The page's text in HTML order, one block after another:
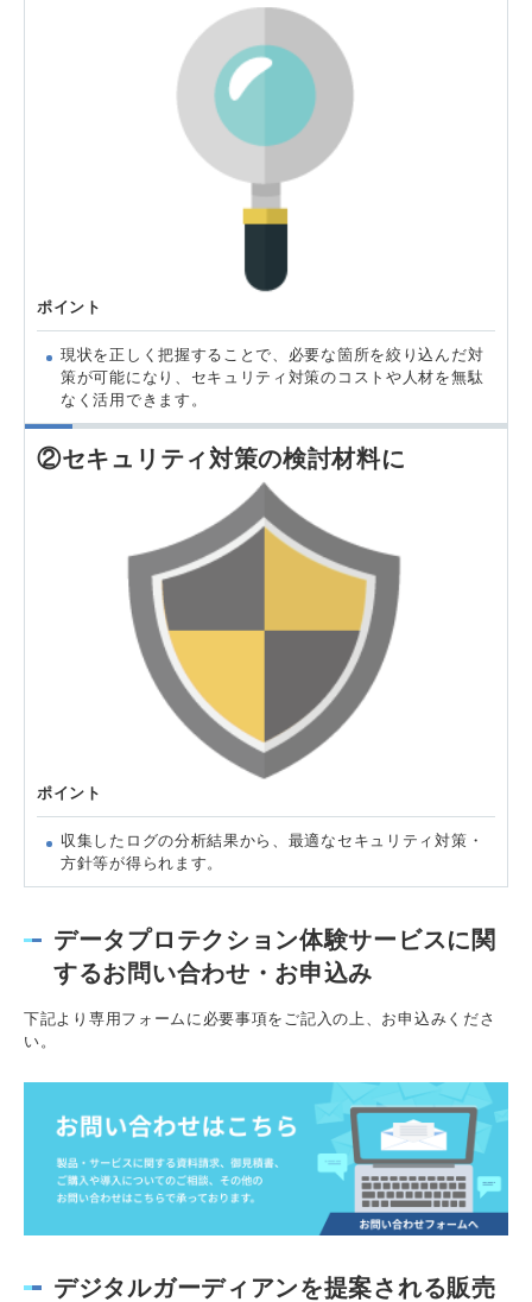
ポイント
現状を正しく把握することで、必要な箇所を絞り込んだ対
策が可能になり、セキュリティ対策のコストや人材を無駄
なく活用できます。
②セキュリティ対策の検討材料に
ポイント
収集したログの分析結果から、最適なセキュリティ対策・
方針等が得られます。
データプロテクション体験サービスに関
するお問い合わせ・お申込み
下記より専用フォームに必要事項をご記入の上、お申込みくださ
い。
デジタルガーディアンを提案される販売